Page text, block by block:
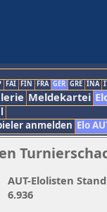
FAI FIN FRA GER GRE INA
Meldekartei
anmelden Elo
AUT-Elolisten
6.936